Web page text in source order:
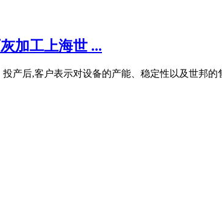
加工上海世 ...
产后,客户表示对设备的产能、稳定性以及世邦